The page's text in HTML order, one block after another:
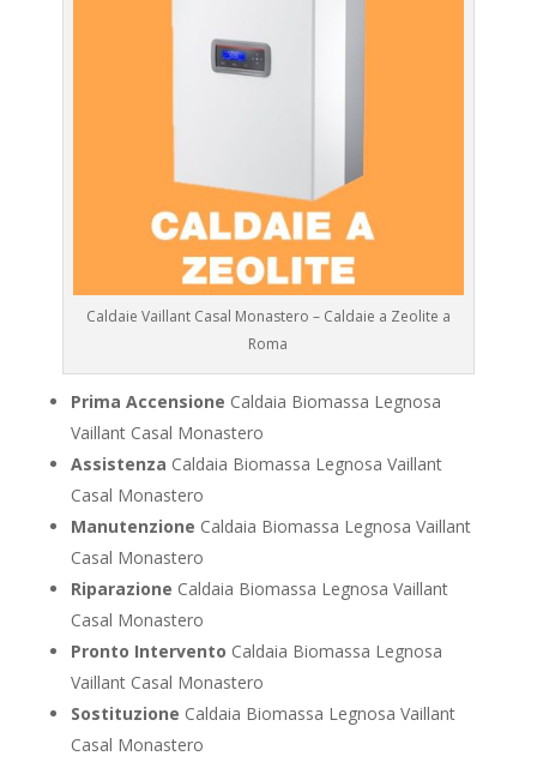
Caldaie Vaillant Casal Monastero – Caldaie a Zeolite a
Roma
Prima Accensione Caldaia Biomassa Legnosa
Vaillant Casal Monastero
Assistenza Caldaia Biomassa Legnosa Vaillant
Casal Monastero
Manutenzione Caldaia Biomassa Legnosa Vaillant
Casal Monastero
Riparazione Caldaia Biomassa Legnosa Vaillant
Casal Monastero
Pronto Intervento Caldaia Biomassa Legnosa
Vaillant Casal Monastero
Sostituzione Caldaia Biomassa Legnosa Vaillant
Casal Monastero